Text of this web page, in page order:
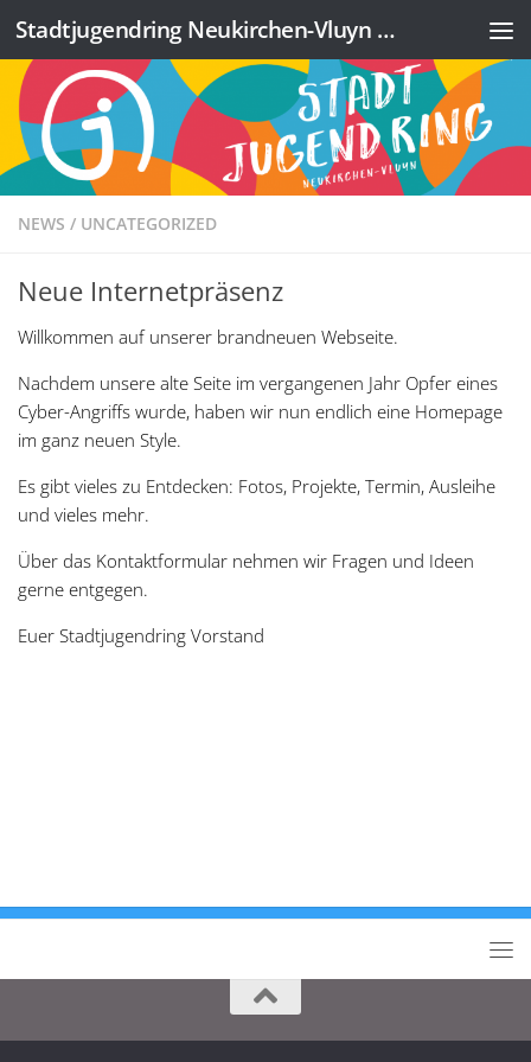
Zum Inhalt springen Stadtjugendring Neukirchen-Vluyn e.V.
NEWS / UNCATEGORIZED
Neue Internetpräsenz
Willkommen auf unserer brandneuen Webseite.
Nachdem unsere alte Seite im vergangenen Jahr Opfer eines
Cyber-Angriffs wurde, haben wir nun endlich eine Homepage
im ganz neuen Style.
Es gibt vieles zu Entdecken: Fotos, Projekte, Termin, Ausleihe
und vieles mehr.
Über das Kontaktformular nehmen wir Fragen und Ideen
gerne entgegen.
Euer Stadtjugendring Vorstand